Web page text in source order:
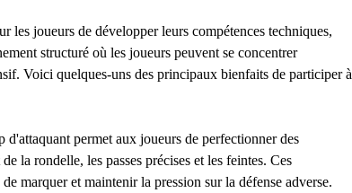
les joueurs de développer leurs compétences techniques,
structuré où les joueurs peuvent se concentrer
Voici quelques-uns des principaux bienfaits de participer à
permet aux joueurs de perfectionner des
la rondelle, les passes précises et les feintes. Ces
marquer et maintenir la pression sur la défense adverse.